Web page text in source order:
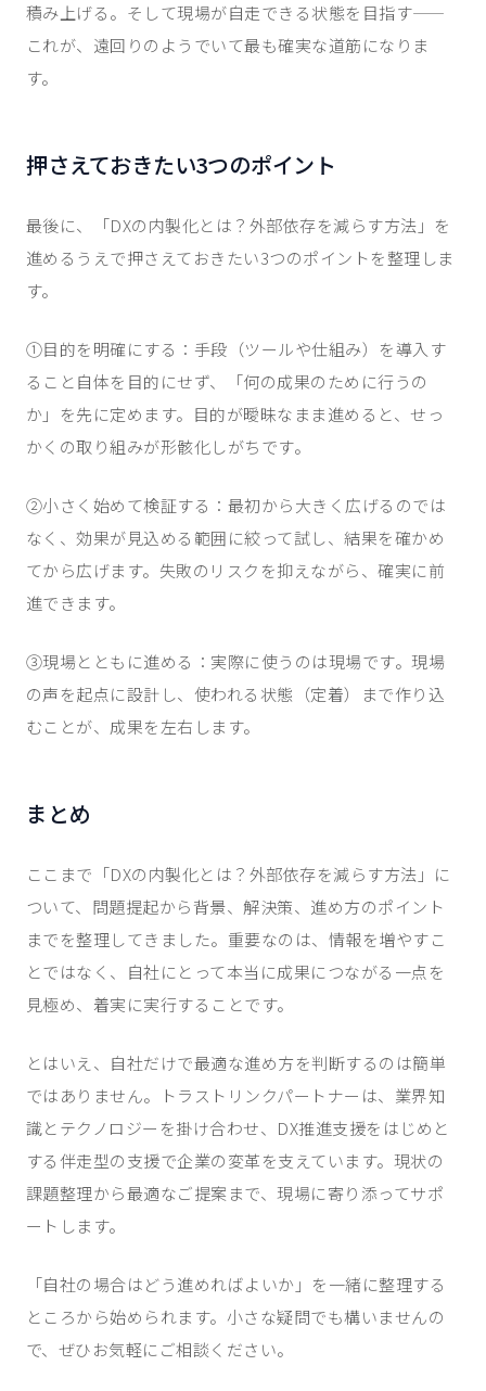
積み上げる。そして現場が自走できる状態を目指す——
これが、遠回りのようでいて最も確実な道筋になりま
す。
押さえておきたい3つのポイント
最後に、「DXの内製化とは？外部依存を減らす方法」を
進めるうえで押さえておきたい3つのポイントを整理しま
す。
①目的を明確にする：手段（ツールや仕組み）を導入す
ること自体を目的にせず、「何の成果のために行うの
か」を先に定めます。目的が曖昧なまま進めると、せっ
かくの取り組みが形骸化しがちです。
②小さく始めて検証する：最初から大きく広げるのでは
なく、効果が見込める範囲に絞って試し、結果を確かめ
てから広げます。失敗のリスクを抑えながら、確実に前
進できます。
③現場とともに進める：実際に使うのは現場です。現場
の声を起点に設計し、使われる状態（定着）まで作り込
むことが、成果を左右します。
まとめ
ここまで「DXの内製化とは？外部依存を減らす方法」に
ついて、問題提起から背景、解決策、進め方のポイント
までを整理してきました。重要なのは、情報を増やすこ
とではなく、自社にとって本当に成果につながる一点を
見極め、着実に実行することです。
とはいえ、自社だけで最適な進め方を判断するのは簡単
ではありません。トラストリンクパートナーは、業界知
識とテクノロジーを掛け合わせ、DX推進支援をはじめと
する伴走型の支援で企業の変革を支えています。現状の
課題整理から最適なご提案まで、現場に寄り添ってサポ
ートします。
「自社の場合はどう進めればよいか」を一緒に整理する
ところから始められます。小さな疑問でも構いませんの
で、ぜひお気軽にご相談ください。